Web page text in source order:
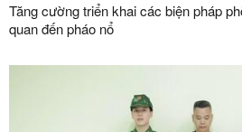
Tăng cường triển khai các biện pháp
quan đến pháo nổ